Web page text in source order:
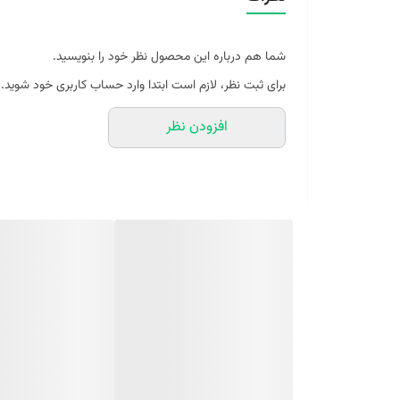
فصل: پاییز زمستان
روایح : چوبی امبر وانیلی ادویه گرم شیرین
جنسیت: آقایان
حجم 25 میلی
مشخصات ادوپرفیوم مینیاتوری مردانه لرد جورج دلگادو DELGADO:
شما هم درباره این محصول نظر خود را بنویسید.
برای ثبت نظر، لازم است ابتدا وارد حساب کاربری خود شوید.
افزودن نظر